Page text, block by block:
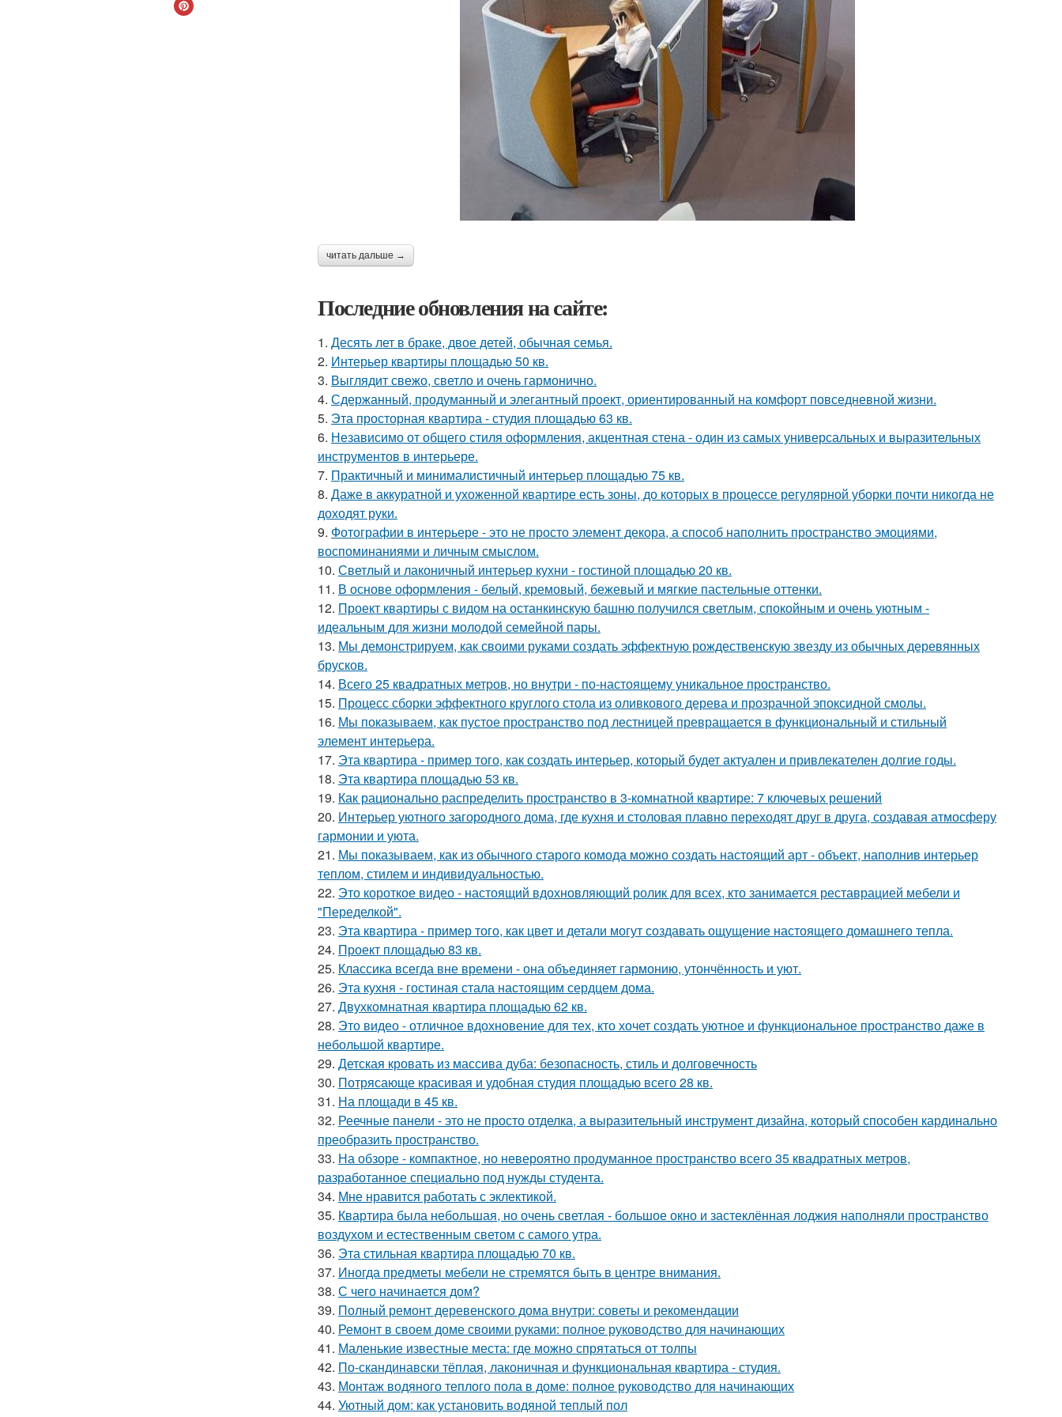
читать дальше →
Последние обновления на сайте:
1. Десять лет в браке, двое детей, обычная семья.
2. Интерьер квартиры площадью 50 кв.
3. Выглядит свежо, светло и очень гармонично.
4. Сдержанный, продуманный и элегантный проект, ориентированный на комфорт повседневной жизни.
5. Эта просторная квартира - студия площадью 63 кв.
6. Независимо от общего стиля оформления, акцентная стена - один из самых универсальных и выразительных
инструментов в интерьере.
7. Практичный и минималистичный интерьер площадью 75 кв.
8. Даже в аккуратной и ухоженной квартире есть зоны, до которых в процессе регулярной уборки почти никогда не
доходят руки.
9. Фотографии в интерьере - это не просто элемент декора, а способ наполнить пространство эмоциями,
воспоминаниями и личным смыслом.
10. Светлый и лаконичный интерьер кухни - гостиной площадью 20 кв.
11. В основе оформления - белый, кремовый, бежевый и мягкие пастельные оттенки.
12. Проект квартиры с видом на останкинскую башню получился светлым, спокойным и очень уютным -
идеальным для жизни молодой семейной пары.
13. Мы демонстрируем, как своими руками создать эффектную рождественскую звезду из обычных деревянных
брусков.
14. Всего 25 квадратных метров, но внутри - по-настоящему уникальное пространство.
15. Процесс сборки эффектного круглого стола из оливкового дерева и прозрачной эпоксидной смолы.
16. Мы показываем, как пустое пространство под лестницей превращается в функциональный и стильный
элемент интерьера.
17. Эта квартира - пример того, как создать интерьер, который будет актуален и привлекателен долгие годы.
18. Эта квартира площадью 53 кв.
19. Как рационально распределить пространство в 3-комнатной квартире: 7 ключевых решений
20. Интерьер уютного загородного дома, где кухня и столовая плавно переходят друг в друга, создавая атмосферу
гармонии и уюта.
21. Мы показываем, как из обычного старого комода можно создать настоящий арт - объект, наполнив интерьер
теплом, стилем и индивидуальностью.
22. Это короткое видео - настоящий вдохновляющий ролик для всех, кто занимается реставрацией мебели и
"Переделкой".
23. Эта квартира - пример того, как цвет и детали могут создавать ощущение настоящего домашнего тепла.
24. Проект площадью 83 кв.
25. Классика всегда вне времени - она объединяет гармонию, утончённость и уют.
26. Эта кухня - гостиная стала настоящим сердцем дома.
27. Двухкомнатная квартира площадью 62 кв.
28. Это видео - отличное вдохновение для тех, кто хочет создать уютное и функциональное пространство даже в
небольшой квартире.
29. Детская кровать из массива дуба: безопасность, стиль и долговечность
30. Потрясающе красивая и удобная студия площадью всего 28 кв.
31. На площади в 45 кв.
32. Реечные панели - это не просто отделка, а выразительный инструмент дизайна, который способен кардинально
преобразить пространство.
33. На обзоре - компактное, но невероятно продуманное пространство всего 35 квадратных метров,
разработанное специально под нужды студента.
34. Мне нравится работать с эклектикой.
35. Квартира была небольшая, но очень светлая - большое окно и застеклённая лоджия наполняли пространство
воздухом и естественным светом с самого утра.
36. Эта стильная квартира площадью 70 кв.
37. Иногда предметы мебели не стремятся быть в центре внимания.
38. С чего начинается дом?
39. Полный ремонт деревенского дома внутри: советы и рекомендации
40. Ремонт в своем доме своими руками: полное руководство для начинающих
41. Маленькие известные места: где можно спрятаться от толпы
42. По-скандинавски тёплая, лаконичная и функциональная квартира - студия.
43. Монтаж водяного теплого пола в доме: полное руководство для начинающих
44. Уютный дом: как установить водяной теплый пол